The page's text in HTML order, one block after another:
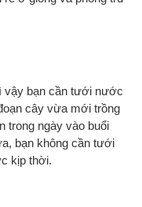
vậy bạn cần tưới nước
cây vừa mới trồng
trong ngày vào buổi
bạn không cần tưới
kịp thời.